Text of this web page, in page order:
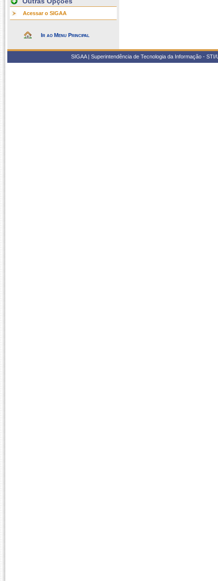
Acessar o SIGAA
Ir ao Menu Principal
SIGAA | Superintendência de Tecnologia da Informação -